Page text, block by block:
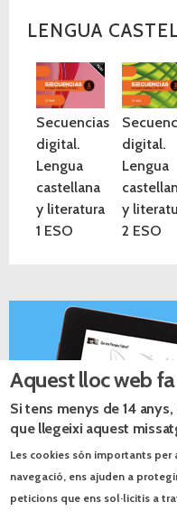
LENGUA
Secuencias
digital.
Lengua
castellana
y literatura
1 ESO
digital.
Lengua
y
2 ESO
Aquest lloc web
Si tens menys de 14
que llegeixi aquest
Les cookies són importants per
navegació, ens ajuden a
peticions que ens sol·licitis a